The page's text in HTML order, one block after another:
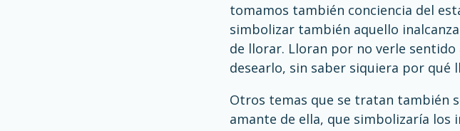
tomamos también conciencia del
simbolizar también aquello
de llorar. Lloran por no verle
desearlo, sin saber siquiera por
Otros temas que se tratan también
amante de ella, que simbolizaría los